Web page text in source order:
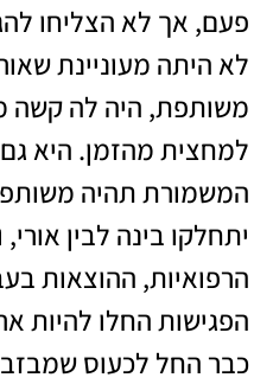
פעם, אך לא הצליחו
לא היתה מעוניינת
משותפת, היה לה קשה
למחצית מהזמן. היא
המשמורת תהיה
יתחלקו בינה לבין
הרפואיות, ההוצאות
הפגישות החלו להיות
כבר החל לכעוס